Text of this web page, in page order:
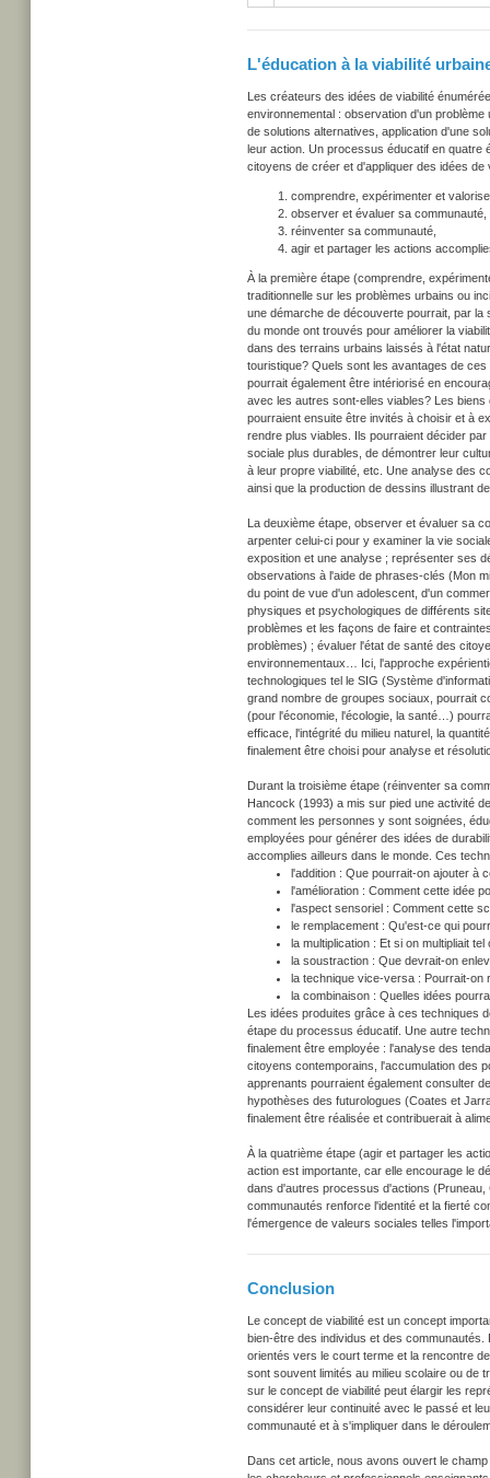
L'éducation à la viabilité
Les créateurs des idées de viabilité
environnemental : observation d'un
de solutions alternatives, application d'une
leur action. Un processus éducatif en quatre
citoyens de créer et d'appliquer des idées
comprendre, expérimenter et
observer et évaluer sa communauté,
réinventer sa communauté,
agir et partager les actions
À la première étape (comprendre,
traditionnelle sur les problèmes urbains ou
une démarche de découverte pourrait, par
du monde ont trouvés pour améliorer la
dans des terrains urbains laissés à l'état
touristique? Quels sont les avantages de
pourrait également être intériorisé en
avec les autres sont-elles viables? Les
pourraient ensuite être invités à choisir et à
rendre plus viables. Ils pourraient décider
sociale plus durables, de démontrer leur
à leur propre viabilité, etc. Une analyse des
ainsi que la production de dessins illustrant
La deuxième étape, observer et évaluer sa
arpenter celui-ci pour y examiner la vie
exposition et une analyse ; représenter ses
observations à l'aide de phrases-clés (Mon
du point de vue d'un adolescent, d'un
physiques et psychologiques de différents
problèmes et les façons de faire et
problèmes) ; évaluer l'état de santé des
environnementaux… Ici, l'approche
technologiques tel le SIG (Système
grand nombre de groupes sociaux, pourrait
(pour l'économie, l'écologie, la santé…)
efficace, l'intégrité du milieu naturel, la
finalement être choisi pour analyse et
Durant la troisième étape (réinventer sa
Hancock (1993) a mis sur pied une activité
comment les personnes y sont soignées,
employées pour générer des idées de
accomplies ailleurs dans le monde. Ces
l'addition : Que pourrait-on ajouter à
l'amélioration : Comment cette idée
l'aspect sensoriel : Comment cette
le remplacement : Qu'est-ce qui
la multiplication : Et si on multipliait tel
la soustraction : Que devrait-on
la technique vice-versa : Pourrait-on
la combinaison : Quelles idées
Les idées produites grâce à ces techniques
étape du processus éducatif. Une autre
finalement être employée : l'analyse des
citoyens contemporains, l'accumulation des
apprenants pourraient également consulter
hypothèses des futurologues (Coates et
finalement être réalisée et contribuerait à
À la quatrième étape (agir et partager les
action est importante, car elle encourage le
dans d'autres processus d'actions
communautés renforce l'identité et la fierté
l'émergence de valeurs sociales telles
Conclusion
Le concept de viabilité est un concept
bien-être des individus et des
orientés vers le court terme et la rencontre
sont souvent limités au milieu scolaire ou de
sur le concept de viabilité peut élargir les
considérer leur continuité avec le passé et
communauté et à s'impliquer dans le
Dans cet article, nous avons ouvert le